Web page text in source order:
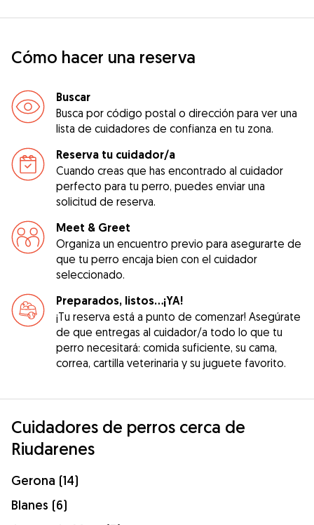
Cómo hacer una reserva
Buscar
Busca por código postal o dirección para ver una
lista de cuidadores de confianza en tu zona.
Reserva tu cuidador/a
Cuando creas que has encontrado al cuidador
perfecto para tu perro, puedes enviar una
solicitud de reserva.
Meet & Greet
Organiza un encuentro previo para asegurarte de
que tu perro encaja bien con el cuidador
seleccionado.
Preparados, listos...¡YA!
¡Tu reserva está a punto de comenzar! Asegúrate
de que entregas al cuidador/a todo lo que tu
perro necesitará: comida suficiente, su cama,
correa, cartilla veterinaria y su juguete favorito.
Cuidadores de perros cerca de
Riudarenes
Gerona (14)
Blanes (6)